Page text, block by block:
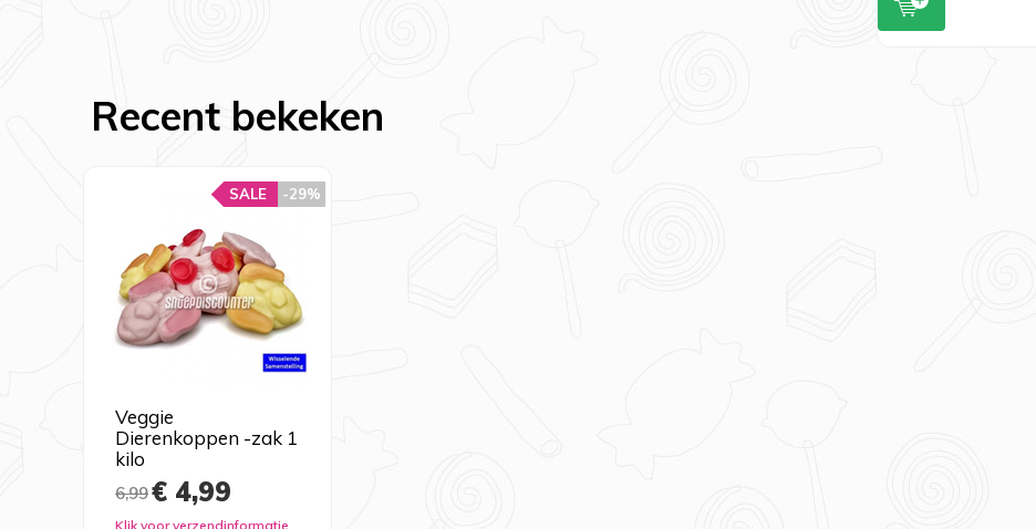
Recent bekeken
Veggie
Dierenkoppen -zak 1
kilo
-29%
SALE
6,99€ 4,99
Klik voor verzendinformatie